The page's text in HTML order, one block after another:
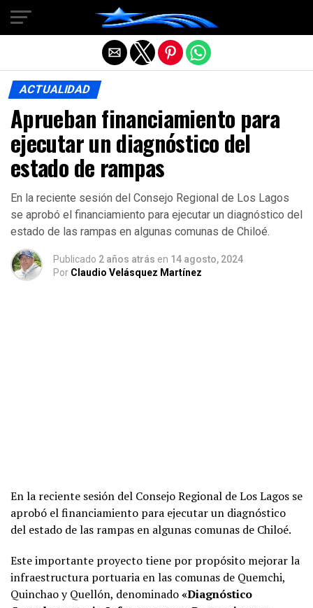
ACTUALIDAD
Aprueban financiamiento para
ejecutar un diagnóstico del
estado de rampas
En la reciente sesión del Consejo Regional de Los Lagos
se aprobó el financiamiento para ejecutar un diagnóstico del
estado de las rampas en algunas comunas de Chiloé.
Publicado 2 años atrás en 14 agosto, 2024
Por Claudio Velásquez Martínez
En la reciente sesión del Consejo Regional de Los Lagos se
aprobó el financiamiento para ejecutar un diagnóstico
del estado de las rampas en algunas comunas de Chiloé.
Este importante proyecto tiene por propósito mejorar la
infraestructura portuaria en las comunas de Quemchi,
Quinchao y Quellón, denominado«Diagnóstico
Salir de la versión móvil